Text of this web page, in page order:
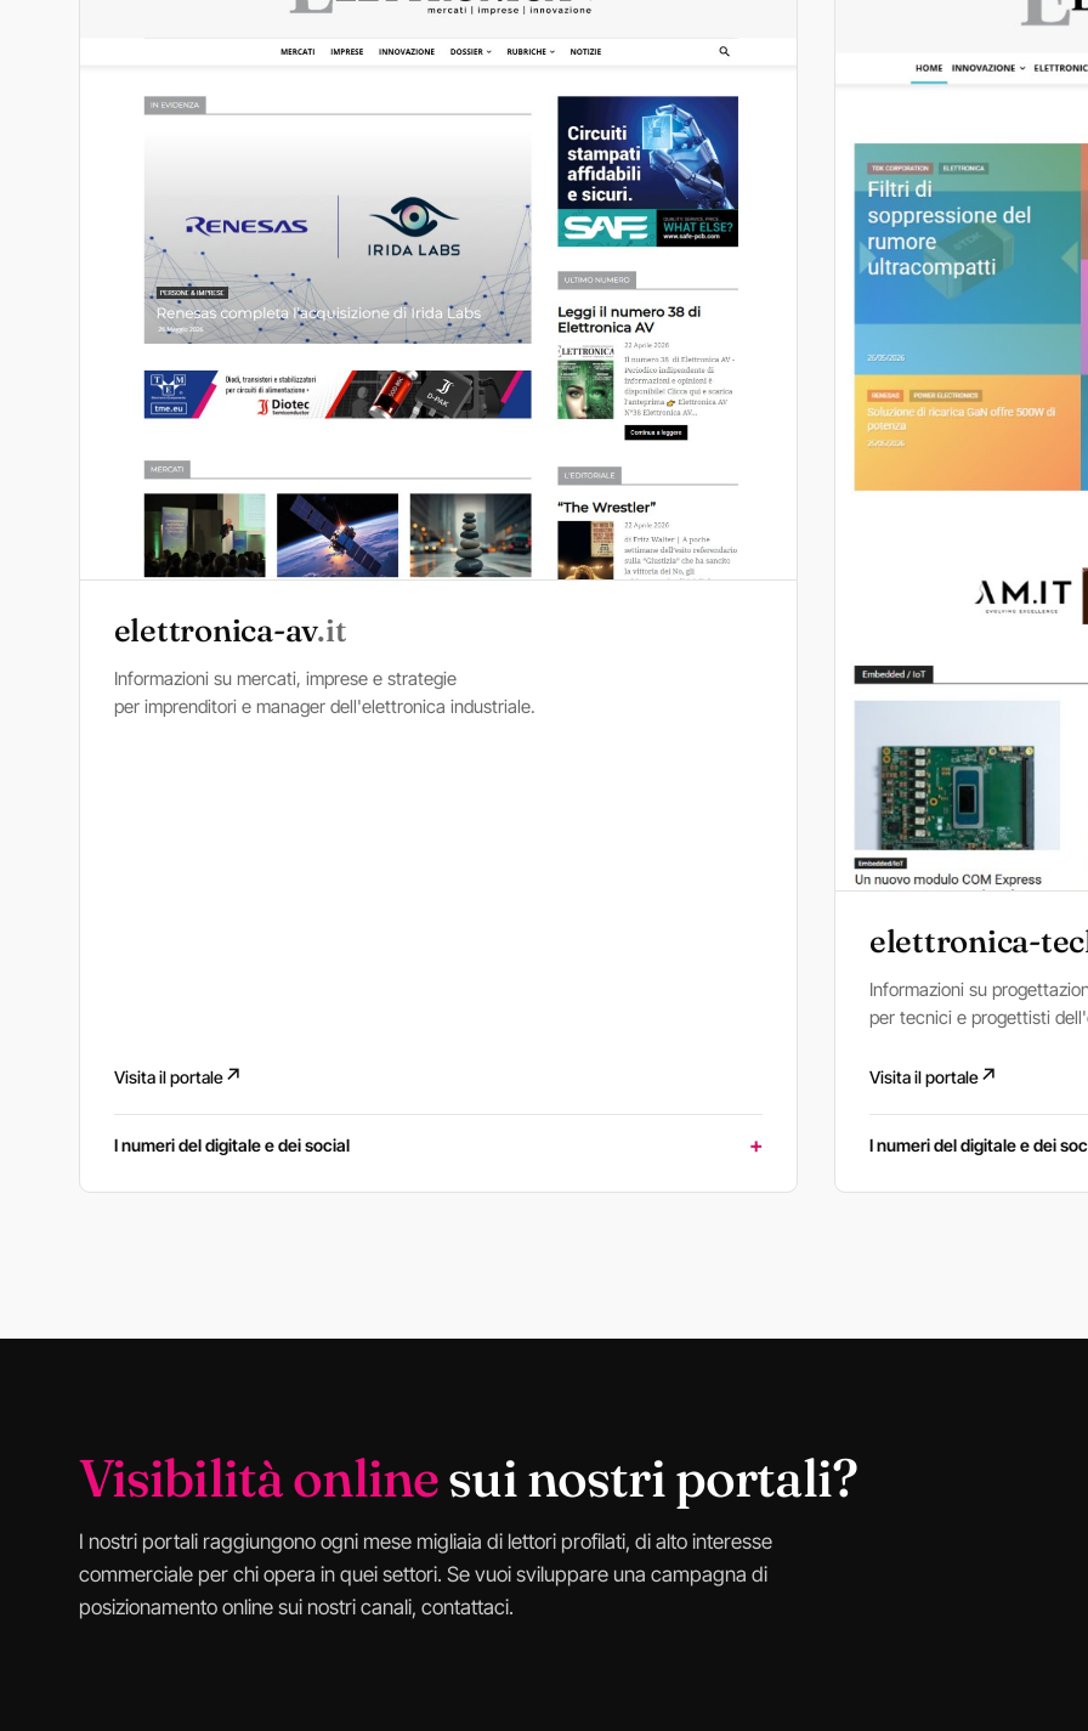
elettronica-av.it
Informazioni su mercati, imprese e strategie
per imprenditori e manager dell'elettronica industriale.
Visita il portale↗
I numeri del digitale e dei social
elettronica-
Informazioni su
per tecnici e progettisti
Visita il portale↗
I numeri del digitale e dei
Visibilità onlinesui nostri portali?
I nostri portali raggiungono ogni mese migliaia di lettori profilati, di alto interesse
commerciale per chi opera in quei settori. Se vuoi sviluppare una campagna di
posizionamento online sui nostri canali, contattaci.